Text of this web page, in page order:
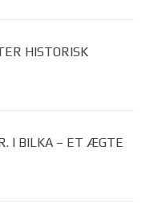
HISTORISK
I BILKA – ET ÆGTE